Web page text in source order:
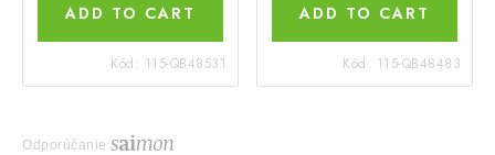
ADD TO CART
Kód: 115-QB48531
ADD TO CART
Kód: 115-QB48483
Odporúčanie